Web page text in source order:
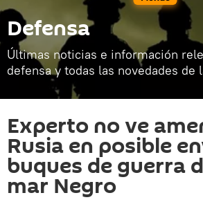
Defensa
Últimas noticias e información
defensa y todas las novedades de
Experto no ve
Rusia en posible
buques de guerra
mar Negro